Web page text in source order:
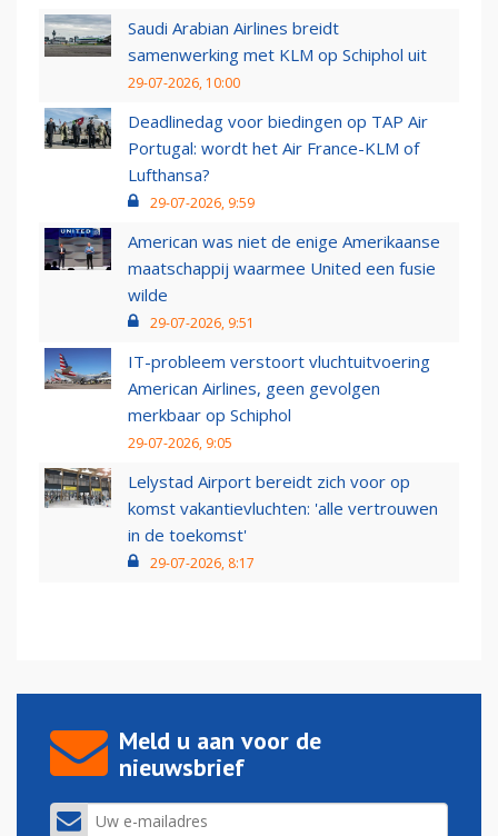
Saudi Arabian Airlines breidt
samenwerking met KLM op Schiphol uit
29-07-2026, 10:00
Deadlinedag voor biedingen op TAP Air
Portugal: wordt het Air France-KLM of
Lufthansa?
29-07-2026, 9:59
American was niet de enige Amerikaanse
maatschappij waarmee United een fusie
wilde
29-07-2026, 9:51
IT-probleem verstoort vluchtuitvoering
American Airlines, geen gevolgen
merkbaar op Schiphol
29-07-2026, 9:05
Lelystad Airport bereidt zich voor op
komst vakantievluchten: 'alle vertrouwen
in de toekomst'
29-07-2026, 8:17
Meld u aan voor de
nieuwsbrief